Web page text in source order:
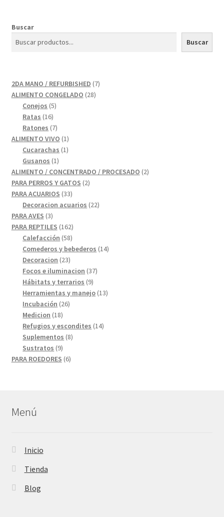
Buscar
Buscar
2DA MANO / REFURBISHED 77
ALIMENTO CONGELADO 2828
Conejos 55
Ratas 1616
productos
Ratones 77
productos
ALIMENTO VIVO 11
producto
Cucarachas 11
Gusanos 11
producto
ALIMENTO / CONCENTRADO / PROCESADO 22
PARA PERROS Y GATOS 22
PARA ACUARIOS 3333
productos
Decoracion acuarios 2222
PARA AVES 33
productos
PARA REPTILES 162162
productos
Calefacción 5858
productos
Comederos y bebederos 1414
Decoracion 2323
productos
Focos e iluminacion 3737
Hábitats y terrarios 99
productos
Herramientas y manejo 1313
Incubación 2626
Medicion 1818
productos
Refugios y escondites 1414
Suplementos 88
Sustratos 99
productos
PARA ROEDORES 66
Menú
Inicio
Tienda
Blog